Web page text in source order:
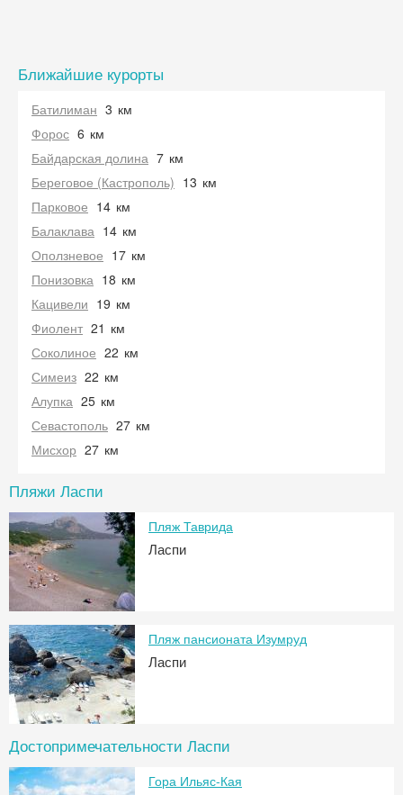
Ближайшие курорты
Батилиман 3 км
Форос 6 км
Байдарская долина 7 км
Береговое (Кастрополь) 13 км
Парковое 14 км
Балаклава 14 км
Оползневое 17 км
Понизовка 18 км
Кацивели 19 км
Фиолент 21 км
Соколиное 22 км
Симеиз 22 км
Алупка 25 км
Севастополь 27 км
Мисхор 27 км
Пляжи Ласпи
Пляж Таврида
Ласпи
Пляж пансионата Изумруд
Ласпи
Достопримечательности Ласпи
Гора Ильяс-Кая